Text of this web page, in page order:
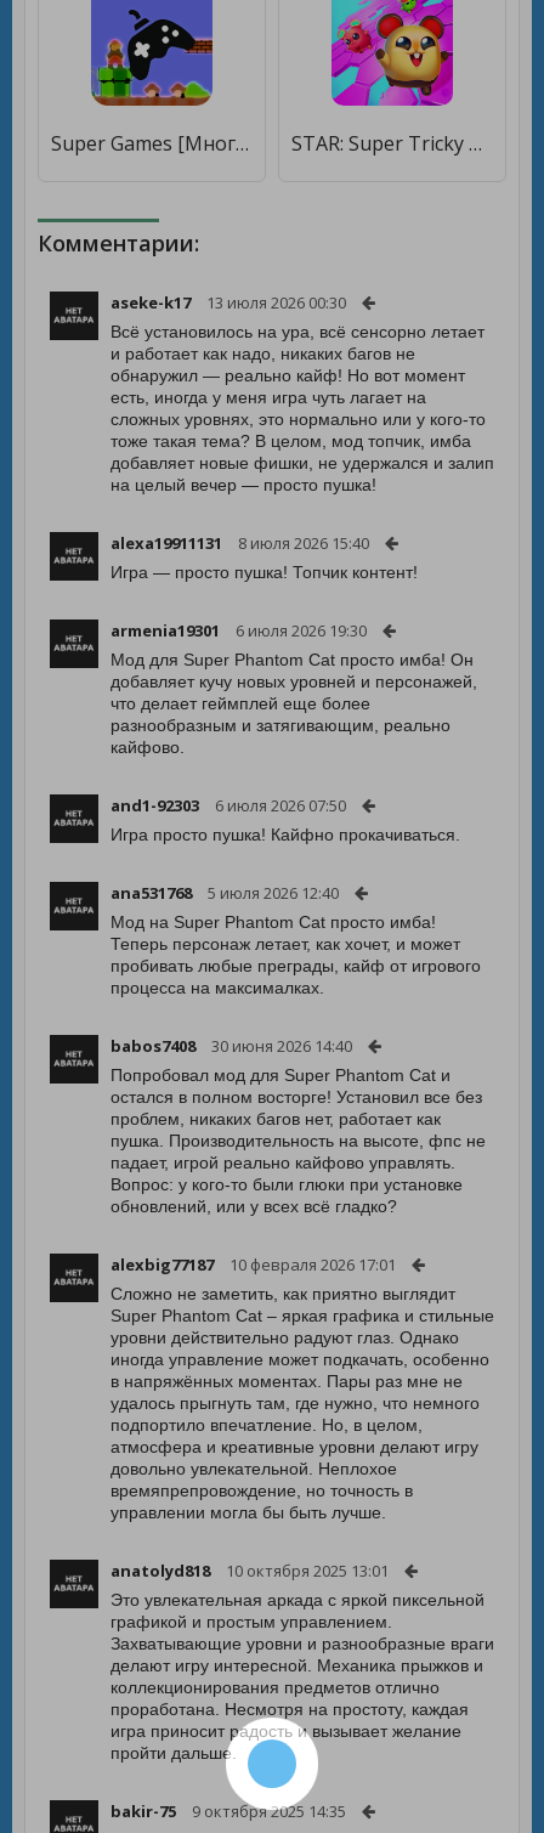
Super Games [Много монет] STAR: Super Tricky Amazing Run [Много денег]
Комментарии:
aseke-k17 13 июля 2026 00:30
Всё установилось на ура, всё сенсорно летает
и работает как надо, никаких багов не
обнаружил — реально кайф! Но вот момент
есть, иногда у меня игра чуть лагает на
сложных уровнях, это нормально или у кого-то
тоже такая тема? В целом, мод топчик, имба
добавляет новые фишки, не удержался и залип
на целый вечер — просто пушка!
alexa19911131 8 июля 2026 15:40
Игра — просто пушка! Топчик контент!
armenia19301 6 июля 2026 19:30
Мод для Super Phantom Cat просто имба! Он
добавляет кучу новых уровней и персонажей,
что делает геймплей еще более
разнообразным и затягивающим, реально
кайфово.
and1-92303 6 июля 2026 07:50
Игра просто пушка! Кайфно прокачиваться.
ana531768 5 июля 2026 12:40
Мод на Super Phantom Cat просто имба!
Теперь персонаж летает, как хочет, и может
пробивать любые преграды, кайф от игрового
процесса на максималках.
babos7408 30 июня 2026 14:40
Попробовал мод для Super Phantom Cat и
остался в полном восторге! Установил все без
проблем, никаких багов нет, работает как
пушка. Производительность на высоте, фпс не
падает, игрой реально кайфово управлять.
Вопрос: у кого-то были глюки при установке
обновлений, или у всех всё гладко?
alexbig77187 10 февраля 2026 17:01
Сложно не заметить, как приятно выглядит
Super Phantom Cat – яркая графика и стильные
уровни действительно радуют глаз. Однако
иногда управление может подкачать, особенно
в напряжённых моментах. Пары раз мне не
удалось прыгнуть там, где нужно, что немного
подпортило впечатление. Но, в целом,
атмосфера и креативные уровни делают игру
довольно увлекательной. Неплохое
времяпрепровождение, но точность в
управлении могла бы быть лучше.
anatolyd818 10 октября 2025 13:01
Это увлекательная аркада с яркой пиксельной
графикой и простым управлением.
Захватывающие уровни и разнообразные враги
делают игру интересной. Механика прыжков и
коллекционирования предметов отлично
проработана. Несмотря на простоту, каждая
игра приносит радость и вызывает желание
пройти дальше.
bakir-75 9 октября 2025 14:35